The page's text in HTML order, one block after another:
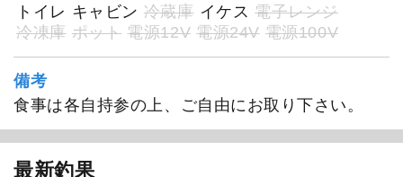
トイレ キャビン 冷蔵庫 イケス 電子レンジ
冷凍庫 ポット 電源12V 電源24V 電源100V
備考
食事は各自持参の上、ご自由にお取り下さい。
最新釣果